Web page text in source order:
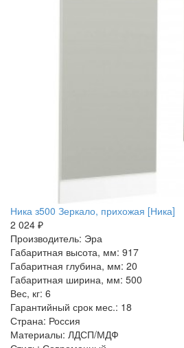
Ника з500 Зеркало, прихожая [Ника]
2 024 ₽
Производитель: Эра
Габаритная высота, мм: 917
Габаритная глубина, мм: 20
Габаритная ширина, мм: 500
Вес, кг: 6
Гарантийный срок мес.: 18
Страна: Россия
Материалы: ЛДСП/МДФ